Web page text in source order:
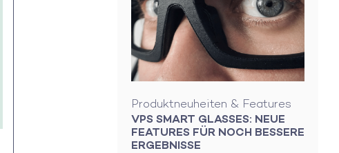
Produktneuheiten & Features
VPS SMART GLASSES: NEUE
FEATURES FÜR NOCH BESSERE
ERGEBNISSE